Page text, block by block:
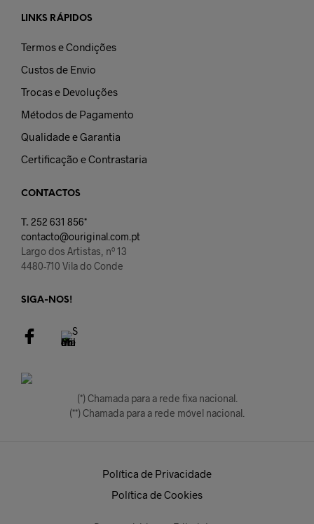
LINKS RÁPIDOS
Termos e Condições
Custos de Envio
Trocas e Devoluções
Métodos de Pagamento
Qualidade e Garantia
Certificação e Contrastaria
CONTACTOS
T. 252 631 856*
contacto@ouriginal.com.pt
Largo dos Artistas, nº 13
4480-710 Vila do Conde
SIGA-NOS!
(*) Chamada para a rede fixa nacional.
(**) Chamada para a rede móvel nacional.
Política de Privacidade
Política de Cookies